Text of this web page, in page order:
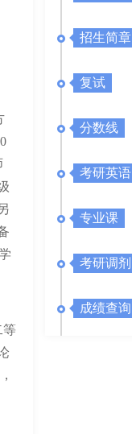
等
招生简章
复试
分数线
考研英语
专业课
考研调剂
成绩查询